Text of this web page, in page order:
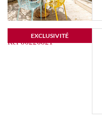
EXCLUSIVITÉ